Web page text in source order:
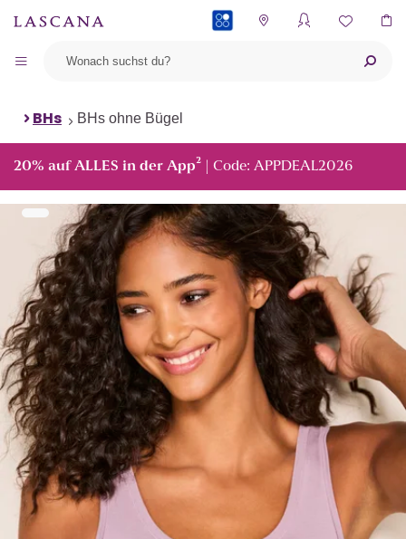
BHs BHs ohne Bügel
20% auf ALLES in der App² | Code: APPDEAL2026